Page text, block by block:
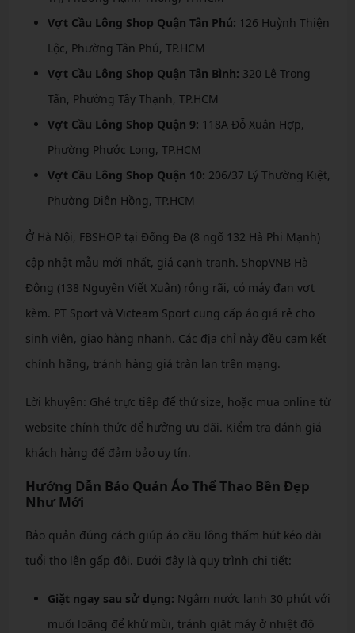
Vợt Cầu Lông Shop Quận Tân Phú: 126 Huỳnh Thiện
Lộc, Phường Tân Phú, TP.HCM
Vợt Cầu Lông Shop Quận Tân Bình: 320 Lê Trọng
Tấn, Phường Tây Thạnh, TP.HCM
Vợt Cầu Lông Shop Quận 9: 118A Đỗ Xuân Hợp,
Phường Phước Long, TP.HCM
Vợt Cầu Lông Shop Quận 10: 206/37 Lý Thường Kiệt,
Phường Diên Hồng, TP.HCM
Ở Hà Nội, FBSHOP tại Đống Đa (8 ngõ 132 Hà Phi Mạnh)
cập nhật mẫu mới nhất, giá cạnh tranh. ShopVNB Hà
Đông (138 Nguyễn Viết Xuân) rộng rãi, có máy đan vợt
kèm. PT Sport và Victeam Sport cung cấp áo giá rẻ cho
sinh viên, giao hàng nhanh. Các địa chỉ này đều cam kết
chính hãng, tránh hàng giả tràn lan trên mạng.
Lời khuyên: Ghé trực tiếp để thử size, hoặc mua online từ
website chính thức để hưởng ưu đãi. Kiểm tra đánh giá
khách hàng để đảm bảo uy tín.
Hướng Dẫn Bảo Quản Áo Thể Thao Bền Đẹp
Như Mới
Bảo quản đúng cách giúp áo cầu lông thấm hút kéo dài
tuổi thọ lên gấp đôi. Dưới đây là quy trình chi tiết:
Giặt ngay sau sử dụng: Ngâm nước lạnh 30 phút với
muối loãng để khử mùi, tránh giặt máy ở nhiệt độ